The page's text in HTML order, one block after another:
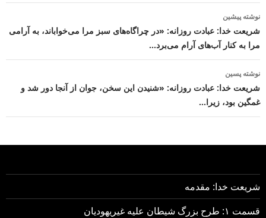
ناوبری
نوشته
نوشته پیشین
شریعت خدا: عبادت روزانه: «در چراگاه‌های سبز مرا می‌خواباند، به آرامی
مرا به کنار آب‌های آرام می‌برد…
نوشته پسین
شریعت خدا: عبادت روزانه: «شنیدن این سخن، جوان از آنجا دور شد و
غمگین بود، زیرا…
شریعت خدا: مقدمه
قسمت ۱: طرح بزرگ شیطان علیه غیریهودیان